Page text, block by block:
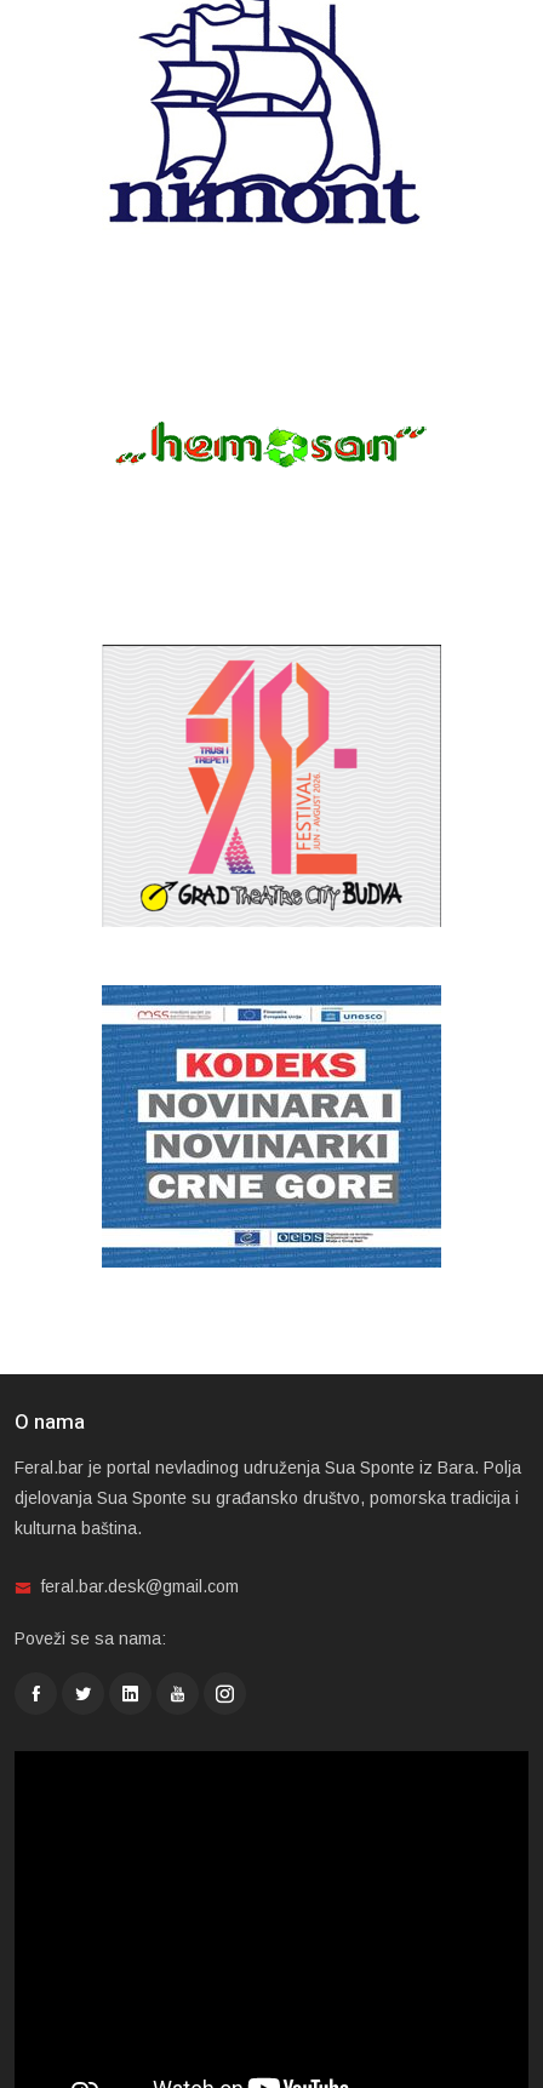
O nama
Feral.bar je portal nevladinog udruženja Sua Sponte iz Bara. Polja
djelovanja Sua Sponte su građansko društvo, pomorska tradicija i
kulturna baština.
feral.bar.desk@gmail.com
Poveži se sa nama: